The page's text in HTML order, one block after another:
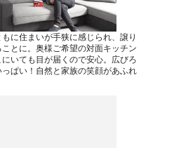
に住まいが手狭に感じられ、譲り
とに。奥様ご希望の対面キッチン
いても目が届くので安心。広びろ
ぱい！自然と家族の笑顔があふれ